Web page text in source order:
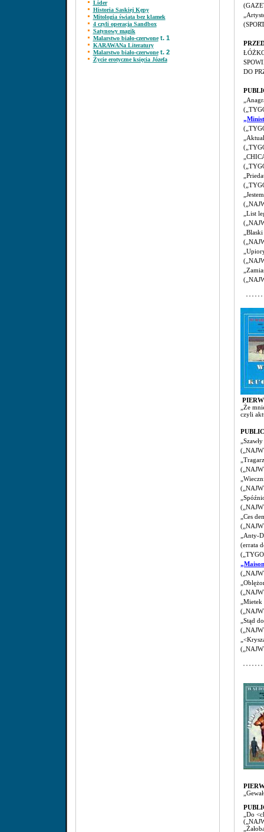
Lider
Historia Saskiej Kępy
Mitologia świata bez klamek
4 czyli operacja Sandbox
Satynowy magik
Malarstwo biało-czerwonet. 1
KARAWANa Literatury
Malarstwo biało-czerwonet. 2
Życie erotyczne księcia Józefa
DO
„List
„Że
czyli
„Ces
„Anty-
(errata
„Stąd
„Do